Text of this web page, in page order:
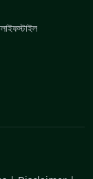
লাইফস্টাইল